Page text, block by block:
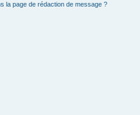
la page de rédaction de message ?